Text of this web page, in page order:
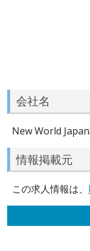
会社名
New World
情報掲載元
この求人情報は、